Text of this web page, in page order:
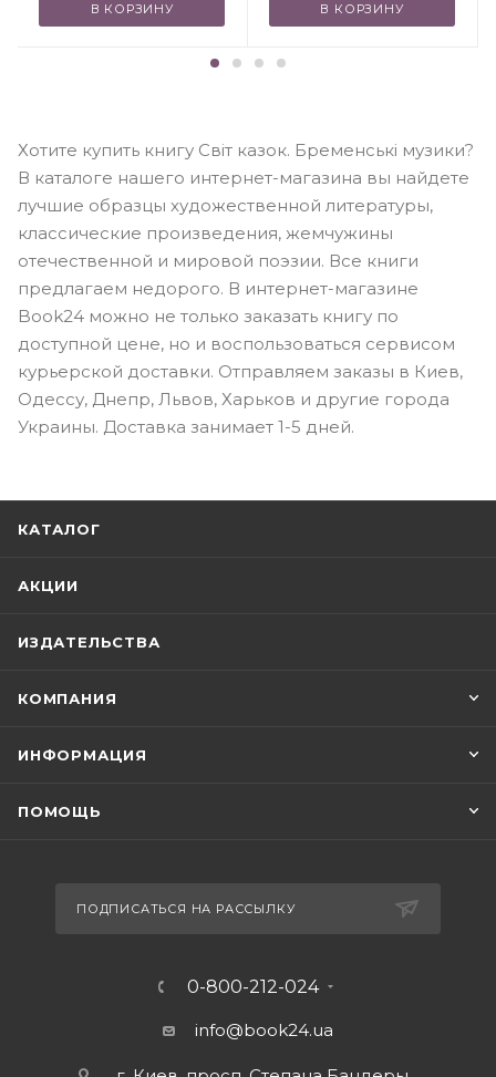
В КОРЗИНУ В КОРЗИНУ
Хотите купить книгу Світ казок. Бременські музики?
В каталоге нашего интернет-магазина вы найдете
лучшие образцы художественной литературы,
классические произведения, жемчужины
отечественной и мировой поэзии. Все книги
предлагаем недорого. В интернет-магазине
Book24 можно не только заказать книгу по
доступной цене, но и воспользоваться сервисом
курьерской доставки. Отправляем заказы в Киев,
Одессу, Днепр, Львов, Харьков и другие города
Украины. Доставка занимает 1-5 дней.
КАТАЛОГ
АКЦИИ
ИЗДАТЕЛЬСТВА
КОМПАНИЯ
ИНФОРМАЦИЯ
ПОМОЩЬ
ПОДПИСАТЬСЯ НА РАССЫЛКУ
0-800-212-024
info@book24.ua